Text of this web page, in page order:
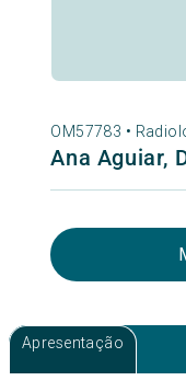
OM57783 •
Ana Aguiar,
Apresentação